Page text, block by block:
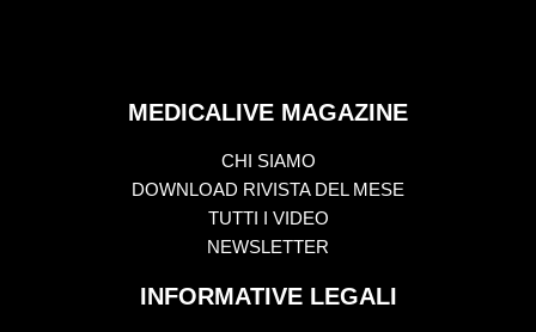
MEDICALIVE MAGAZINE
CHI SIAMO
DOWNLOAD RIVISTA DEL MESE
TUTTI I VIDEO
NEWSLETTER
INFORMATIVE LEGALI